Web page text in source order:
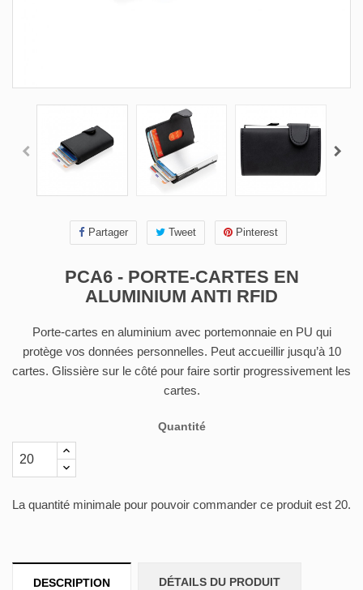
Partager Tweet Pinterest
PCA6 - PORTE-CARTES EN
ALUMINIUM ANTI RFID
Porte-cartes en aluminium avec portemonnaie en PU qui
protège vos données personnelles. Peut accueillir jusqu’à 10
cartes. Glissière sur le côté pour faire sortir progressivement les
cartes.
Quantité
La quantité minimale pour pouvoir commander ce produit est 20.
DESCRIPTION DÉTAILS DU PRODUIT